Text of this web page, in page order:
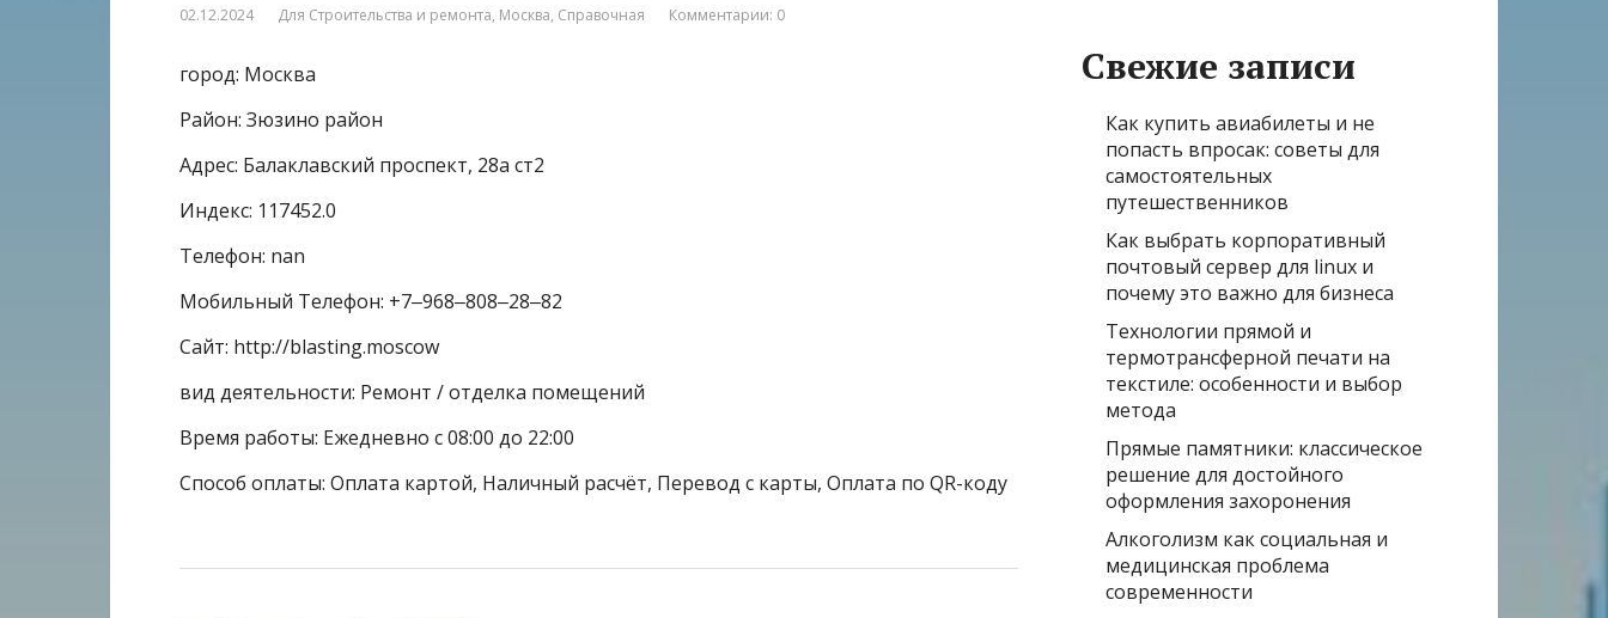
02.12.2024 Для Строительства и ремонта, Москва, Справочная Комментарии: 0
город: Москва
Район: Зюзино район
Адрес: Балаклавский проспект, 28а ст2
Индекс: 117452.0
Телефон: nan
Мобильный Телефон: +7‒968‒808‒28‒82
Сайт: http://blasting.moscow
вид деятельности: Ремонт / отделка помещений
Время работы: Ежедневно с 08:00 до 22:00
Способ оплаты: Оплата картой, Наличный расчёт, Перевод с карты, Оплата по QR-коду
Свежие записи
Как купить авиабилеты и не
попасть впросак: советы для
самостоятельных
путешественников
Как выбрать корпоративный
почтовый сервер для linux и
почему это важно для бизнеса
Технологии прямой и
термотрансферной печати на
текстиле: особенности и выбор
метода
Прямые памятники: классическое
решение для достойного
оформления захоронения
Алкоголизм как социальная и
медицинская проблема
современности